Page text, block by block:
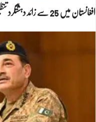
افغانستان میں 25 سے زائد دہشتگرد تنظیموں کا جال: محسن نقوی کا عالمی فورم…